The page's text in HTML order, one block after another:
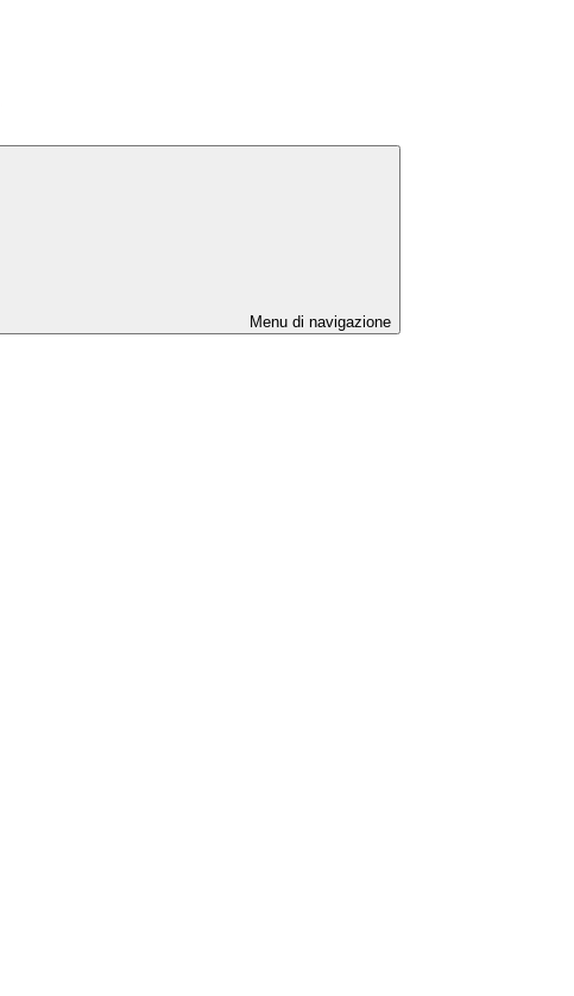
Menu di navigazione